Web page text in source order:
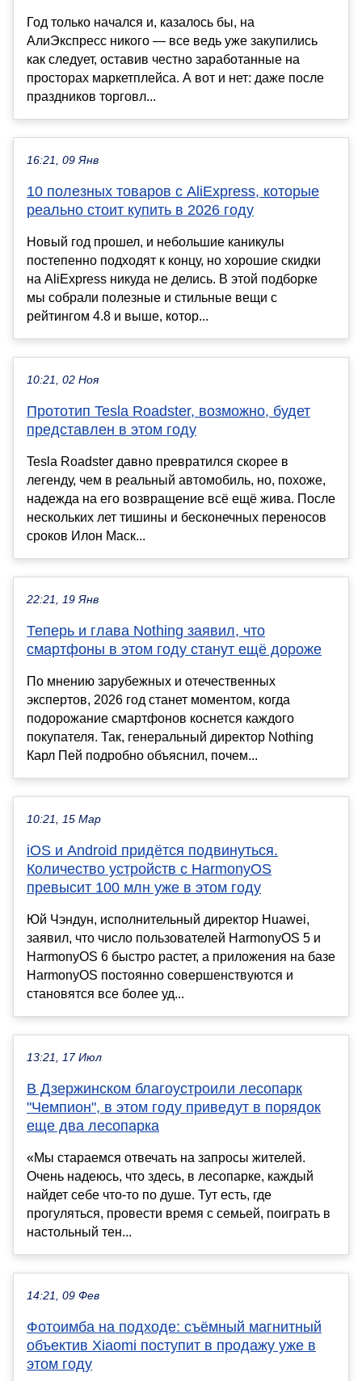
Год только начался и, казалось бы, на
АлиЭкспресс никого — все ведь уже закупились
как следует, оставив честно заработанные на
просторах маркетплейса. А вот и нет: даже после
праздников торговл...
16:21, 09 Янв
10 полезных товаров с AliExpress, которые
реально стоит купить в 2026 году
Новый год прошел, и небольшие каникулы
постепенно подходят к концу, но хорошие скидки
на AliExpress никуда не делись. В этой подборке
мы собрали полезные и стильные вещи с
рейтингом 4.8 и выше, котор...
10:21, 02 Ноя
Прототип Tesla Roadster, возможно, будет
представлен в этом году
Tesla Roadster давно превратился скорее в
легенду, чем в реальный автомобиль, но, похоже,
надежда на его возвращение всё ещё жива. После
нескольких лет тишины и бесконечных переносов
сроков Илон Маск...
22:21, 19 Янв
Теперь и глава Nothing заявил, что
смартфоны в этом году станут ещё дороже
По мнению зарубежных и отечественных
экспертов, 2026 год станет моментом, когда
подорожание смартфонов коснется каждого
покупателя. Так, генеральный директор Nothing
Карл Пей подробно объяснил, почем...
10:21, 15 Мар
iOS и Android придётся подвинуться.
Количество устройств с HarmonyOS
превысит 100 млн уже в этом году
Юй Чэндун, исполнительный директор Huawei,
заявил, что число пользователей HarmonyOS 5 и
HarmonyOS 6 быстро растет, а приложения на базе
HarmonyOS постоянно совершенствуются и
становятся все более уд...
13:21, 17 Июл
В Дзержинском благоустроили лесопарк
"Чемпион", в этом году приведут в порядок
еще два лесопарка
«Мы стараемся отвечать на запросы жителей.
Очень надеюсь, что здесь, в лесопарке, каждый
найдет себе что-то по душе. Тут есть, где
прогуляться, провести время с семьей, поиграть в
настольный тен...
14:21, 09 Фев
Фотоимба на подходе: съёмный магнитный
объектив Xiaomi поступит в продажу уже в
этом году